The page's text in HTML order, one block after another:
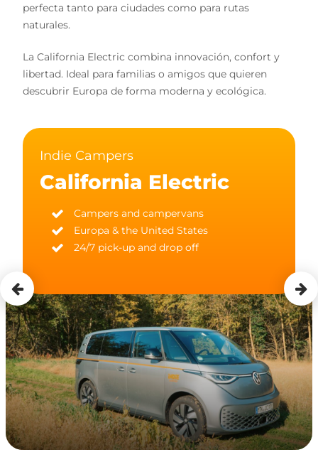
perfecta tanto para ciudades como para rutas
naturales.
La California Electric combina innovación, confort y
libertad. Ideal para familias o amigos que quieren
descubrir Europa de forma moderna y ecológica.
Indie Campers
California Electric
Campers and campervans
Europa & the United States
24/7 pick-up and drop off